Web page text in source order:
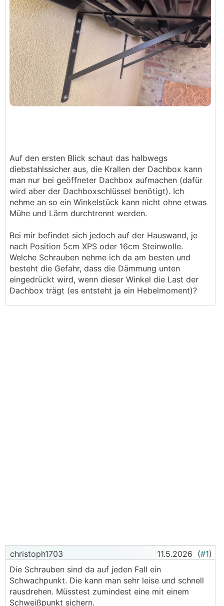
Auf den ersten Blick schaut das halbwegs
diebstahlssicher aus, die Krallen der Dachbox kann
man nur bei geöffneter Dachbox aufmachen (dafür
wird aber der Dachboxschlüssel benötigt). Ich
nehme an so ein Winkelstück kann nicht ohne etwas
Mühe und Lärm durchtrennt werden.
Bei mir befindet sich jedoch auf der Hauswand, je
nach Position 5cm XPS oder 16cm Steinwolle.
Welche Schrauben nehme ich da am besten und
besteht die Gefahr, dass die Dämmung unten
eingedrückt wird, wenn dieser Winkel die Last der
Dachbox trägt (es entsteht ja ein Hebelmoment)?
christoph1703 11.5.2026 (#1)
Die Schrauben sind da auf jeden Fall ein
Schwachpunkt. Die kann man sehr leise und schnell
rausdrehen. Müsstest zumindest eine mit einem
Schweißpunkt sichern.